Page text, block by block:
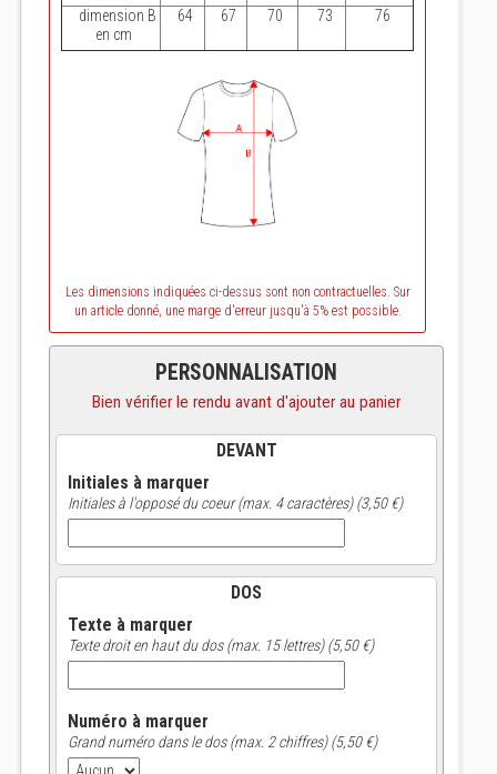
dimension B
en cm
64 67 70 73 76
Les dimensions indiquées ci-dessus sont non contractuelles. Sur
un article donné, une marge d'erreur jusqu'à 5% est possible.
PERSONNALISATION
Bien vérifier le rendu avant d'ajouter au panier
DEVANT
Initiales à marquer
Initiales à l'opposé du coeur (max. 4 caractères) (3,50 €)
DOS
Texte à marquer
Texte droit en haut du dos (max. 15 lettres) (5,50 €)
Numéro à marquer
Grand numéro dans le dos (max. 2 chiffres) (5,50 €)